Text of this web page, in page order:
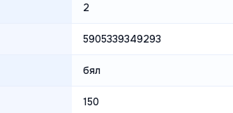
2
5905339349293
бял
150